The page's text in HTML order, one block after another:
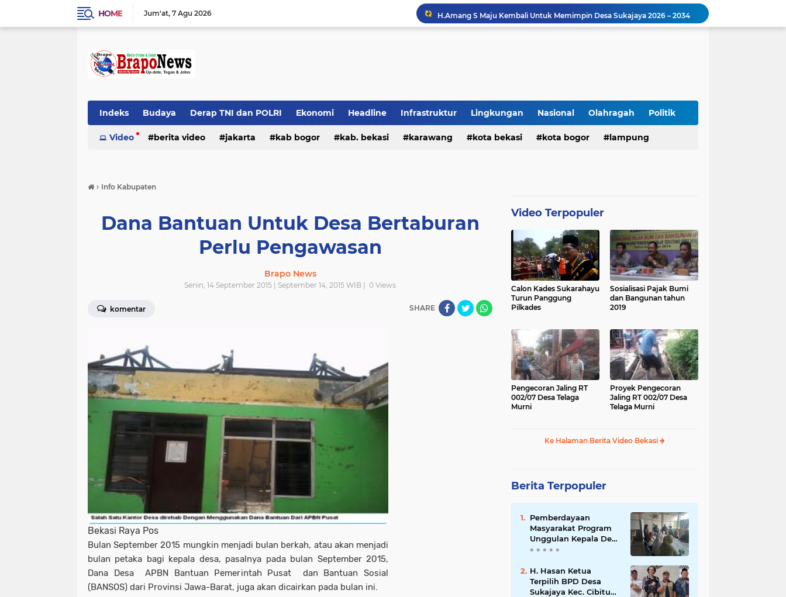
HOME Jum'at 7 Agu 2026
H.Amang S Maju Kembali Untuk Memimpin Desa Sukajaya 2026 – 2034
Capang Sunarya Bakal Calon Kepala Desa Sukajaya Saksikan Penyembelihan Hewan Qur’ban di Mushola Al- Ridho Kp.Rawalele Talang
Bahrudin, SE Incumbent Kades, Didorong Masyarakat Untuk Kembali Pimpin Desa Muktiwari Cibitung Dua Periode
Indeks Budaya Derap TNI dan POLRI Ekonomi Headline Infrastruktur Lingkungan Nasional Olahragah Politik
Top News
Video berita video jakarta kab bogor kab. bekasi karawang kota bekasi kota bogor lampung
› Info Kabupaten
Dana Bantuan Untuk Desa Bertaburan
Perlu Pengawasan
Brapo News
Senin, 14 September 2015 | September 14, 2015 WIB | 0 Views
komentar SHARE
Bekasi Raya Pos
Bulan September 2015 mungkin menjadi bulan berkah, atau akan menjadi
bulan petaka bagi kepala desa, pasalnya pada bulan September 2015,
Dana Desa APBN Bantuan Pemerintah Pusat dan Bantuan Sosial
(BANSOS) dari Provinsi Jawa-Barat, juga akan dicairkan pada bulan ini.
Video Terpopuler
Calon Kades Sukarahayu
Turun Panggung
Pilkades
Sosialisasi Pajak Bumi
dan Bangunan tahun
2019
Pengecoran Jaling RT
002/07 Desa Telaga
Murni
Proyek Pengecoran
Jaling RT 002/07 Desa
Telaga Murni
Ke Halaman Berita Video Bekasi
Berita Terpopuler
Pemberdayaan
Masyarakat Program
Unggulan Kepala Desa
Wanajaya Memberikan
Untuk Melanjutkan
Kepemimpinannya
H. Hasan Ketua
Terpilih BPD Desa
Sukajaya Kec. Cibitung